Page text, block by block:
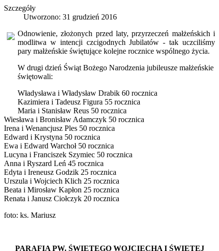
Szczegóły
Utworzono: 31 grudzień 2016
Odnowienie, złożonych przed laty, przyrzeczeń małżeńskich i
modlitwa w intencji czcigodnych Jubilatów - tak uczciliśmy
pary małżeńskie świętujące kolejne rocznice wspólnego życia.
W drugi dzień Świąt Bożego Narodzenia jubileusze małżeńskie
świętowali:
Władysława i Władysław Drabik 60 rocznica
Kazimiera i Tadeusz Figura 55 rocznica
Maria i Stanisław Reus 50 rocznica
Wiesława i Bronisław Adamczyk 50 rocznica
Irena i Wenancjusz Ples 50 rocznica
Edward i Krystyna 50 rocznica
Ewa i Edward Warchoł 50 rocznica
Lucyna i Franciszek Szymiec 50 rocznica
Anna i Ryszard Leń 45 rocznica
Edyta i Ireneusz Godzik 25 rocznica
Urszula i Wojciech Klich 25 rocznica
Beata i Mirosław Kapłon 25 rocznica
Renata i Janusz Ciołczyk 20 rocznica
foto: ks. Mariusz
PARAFIA PW. ŚWIĘTEGO WOJCIECHA I ŚWIĘTEJ